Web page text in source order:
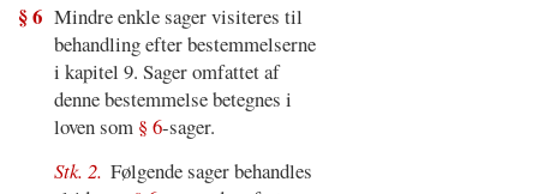
§ 6 Mindre enkle sager visiteres til
behandling efter bestemmelserne
i kapitel 9. Sager omfattet af
denne bestemmelse betegnes i
loven som § 6-sager.
Stk. 2. Følgende sager behandles